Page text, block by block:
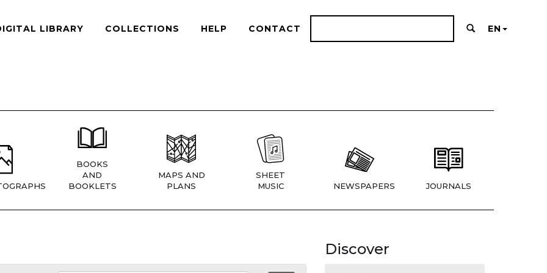
LIBRARY COLLECTIONS HELP CONTACT EN
BOOKS
AND
BOOKLETS
MAPS AND
PLANS
SHEET
MUSIC
NEWSPAPERS JOURNALS
Discover